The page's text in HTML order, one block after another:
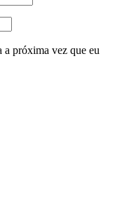
a próxima vez que eu